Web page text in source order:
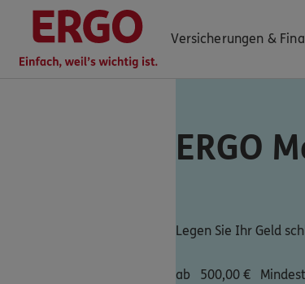
Versicherungen &
0800 / 3746 023
Kundenportal Log-in
ERGO
Legen Sie Ihr Geld
ab 500,00 €